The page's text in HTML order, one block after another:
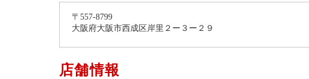
〒557-8799
大阪府大阪市西成区岸里２ー３ー２９
店舗情報